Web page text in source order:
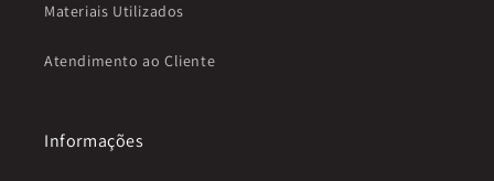
Materiais Utilizados
Atendimento ao Cliente
Informações